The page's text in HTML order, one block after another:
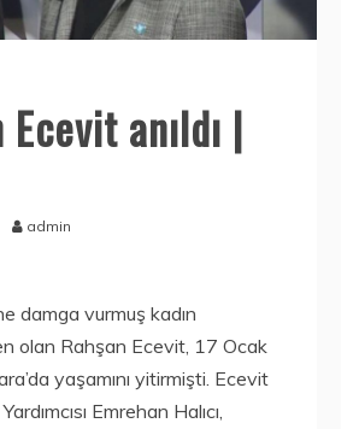
Ecevit anıldı |
admin
damga vurmuş kadın
olan Rahşan Ecevit, 17 Ocak
yaşamını yitirmişti. Ecevit
Emrehan Halıcı,